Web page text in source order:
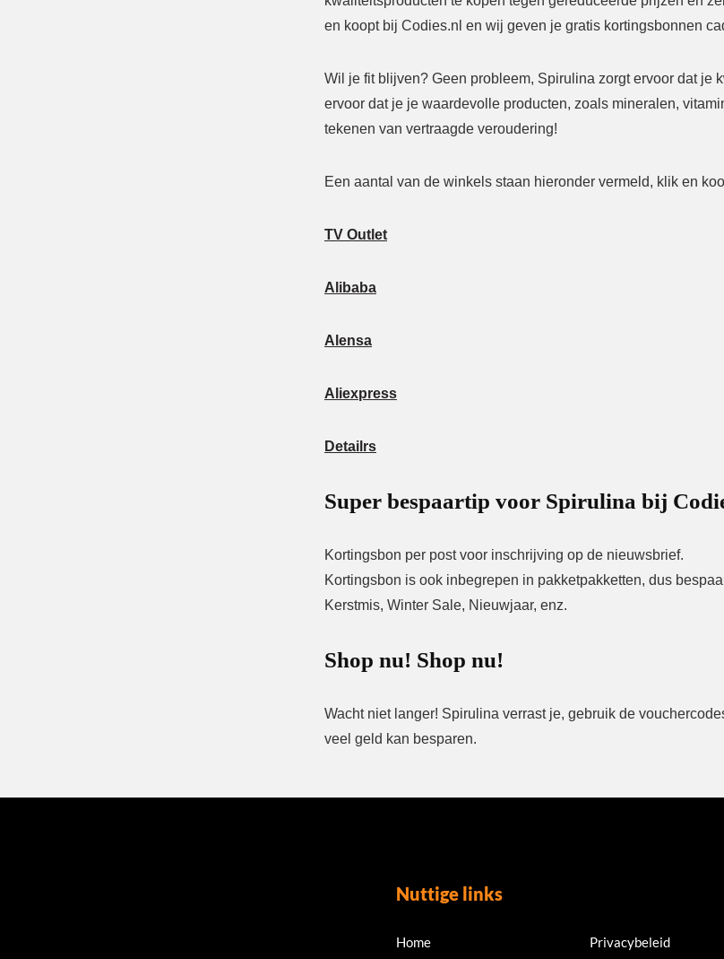
en koopt bij Codies.nl en wij geven je gratis kortingsbonnen
Wil je fit blijven? Geen probleem, Spirulina zorgt ervoor dat
ervoor dat je je waardevolle producten, zoals mineralen,
tekenen van vertraagde veroudering!
Een aantal van de winkels staan ​​hieronder vermeld, klik en
TV Outlet
Alibaba
Alensa
Aliexpress
Detailrs
Super bespaartip voor Spirulina bij
Kortingsbon per post voor inschrijving op de nieuwsbrief.
Kortingsbon is ook inbegrepen in pakketpakketten, dus
Kerstmis, Winter Sale, Nieuwjaar, enz.
Shop nu! Shop nu!
Wacht niet langer! Spirulina verrast je, gebruik de
veel geld kan besparen.
Nuttige links
Home Privacybeleid